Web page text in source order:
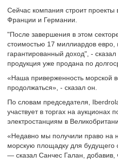
Сейчас компания строит
Франции и Германии.
"После завершения в этом
стоимостью 17 миллиардов евро,
гарантированный доход", -
продукция уже продана по
«Наша приверженность морской
продолжаться», - сказал он.
По словам председателя,
участвует в торгах на
электростанциям в
«Недавно мы получили право на
морскую площадку для будущего
— сказал Санчес Галан, добавив,